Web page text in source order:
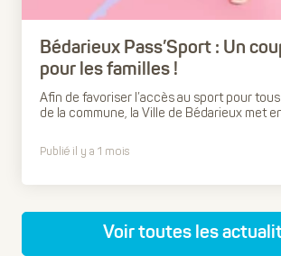
Bédarieux Pass’Sport : Un
pour les familles !
Afin de favoriser l’accès au sport pour
de la commune, la Ville de Bédarieux met
Publié il y a 1 mois
Voir toutes les